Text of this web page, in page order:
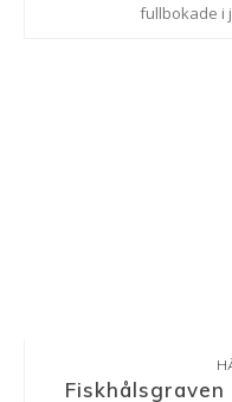
fullbokade i